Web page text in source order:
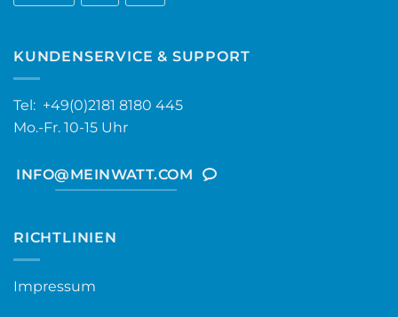
KUNDENSERVICE & SUPPORT
Tel: +49(0)2181 8180 445
Mo.-Fr. 10-15 Uhr
INFO@MEINWATT.COM
RICHTLINIEN
Impressum